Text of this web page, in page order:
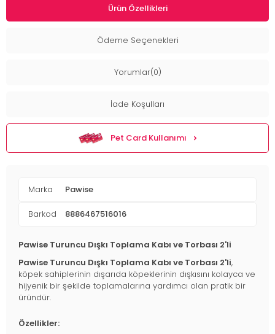
Ürün Özellikleri
Ödeme Seçenekleri
Yorumlar(0)
İade Koşulları
Pet Card Kullanımı
Marka Pawise
Barkod 8886467516016
Pawise Turuncu Dışkı Toplama Kabı ve Torbası 2'li
Pawise Turuncu Dışkı Toplama Kabı ve Torbası 2'li,
köpek sahiplerinin dışarıda köpeklerinin dışkısını kolayca ve
hijyenik bir şekilde toplamalarına yardımcı olan pratik bir
üründür.
Özellikler: